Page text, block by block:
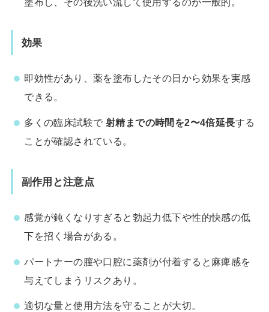
効果
即効性があり、薬を塗布したその日から効果を実感
できる。
多くの臨床試験で 射精までの時間を2〜4倍延長する
ことが確認されている。
副作用と注意点
感覚が鈍くなりすぎると勃起力低下や性的快感の低
下を招く場合がある。
パートナーの膣や口腔に薬剤が付着すると麻痺感を
与えてしまうリスクあり。
適切な量と使用方法を守ることが大切。